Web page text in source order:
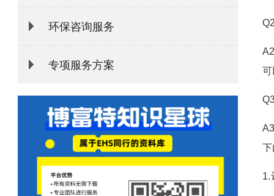
环保咨询服务
专项服务方案
1.